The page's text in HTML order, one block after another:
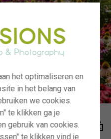
het optimaliseren en
in het belang van
we cookies.
te klikken ga je
gebruik van cookies.
te klikken vind je